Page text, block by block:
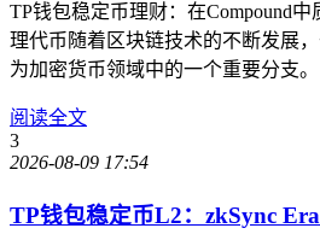
TP钱包稳定币理财：在Compound
理代币随着区块链技术的不断发展
为加密货币领域中的一个重要分支。
阅读全文
3
2026-08-09 17:54
TP钱包稳定币L2：zkSync